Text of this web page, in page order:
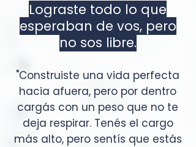
Lograste todo lo que
esperaban de vos, pero
no sos libre.
"Construiste una vida perfecta
hacia afuera, pero por dentro
cargás con un peso que no te
deja respirar. Tenés el cargo
más alto, pero sentís que estás